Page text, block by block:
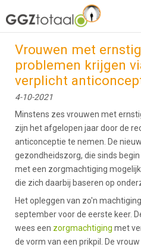
over GGZTotaal abonneren
Home
Vrouwen met
problemen krijgen
verplicht
4-10-2021
Minstens zes vrouwen met
zijn het afgelopen jaar door de
anticonceptie te nemen. De
gezondheidszorg, die sinds
met een zorgmachtiging
die zich daarbij baseren op
Het opleggen van zo'n
september voor de eerste keer.
wees een zorgmachtiging met
de vorm van een prikpil. De